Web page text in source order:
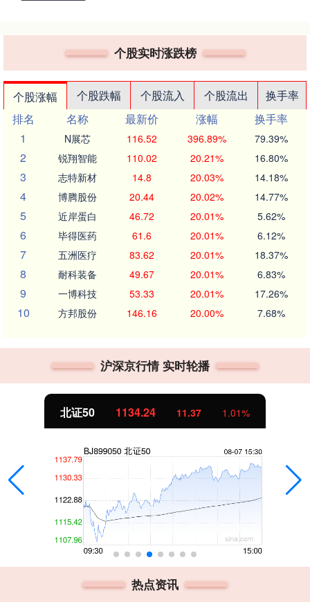
个股实时涨跌榜
个股涨幅 个股跌幅 个股流入 个股流出
换手率
排名
名称 最新价 涨幅
换手率
1
N展芯 116.52 396.89% 79.39%
2 锐翔智能 110.02 20.21% 16.80%
3 志特新材 14.8 20.03% 14.18%
4 博腾股份 20.44 20.02% 14.77%
5 近岸蛋白 46.72 20.01% 5.62%
6 毕得医药 61.6 20.01% 6.12%
7 五洲医疗 83.62 20.01% 18.37%
8 耐科装备 49.67 20.01% 6.83%
9 一博科技 53.33 20.01% 17.26%
10 方邦股份 146.16 20.00% 7.68%
沪深京行情 实时轮播
北证50 1134.24 11.37 1.01%
热点资讯